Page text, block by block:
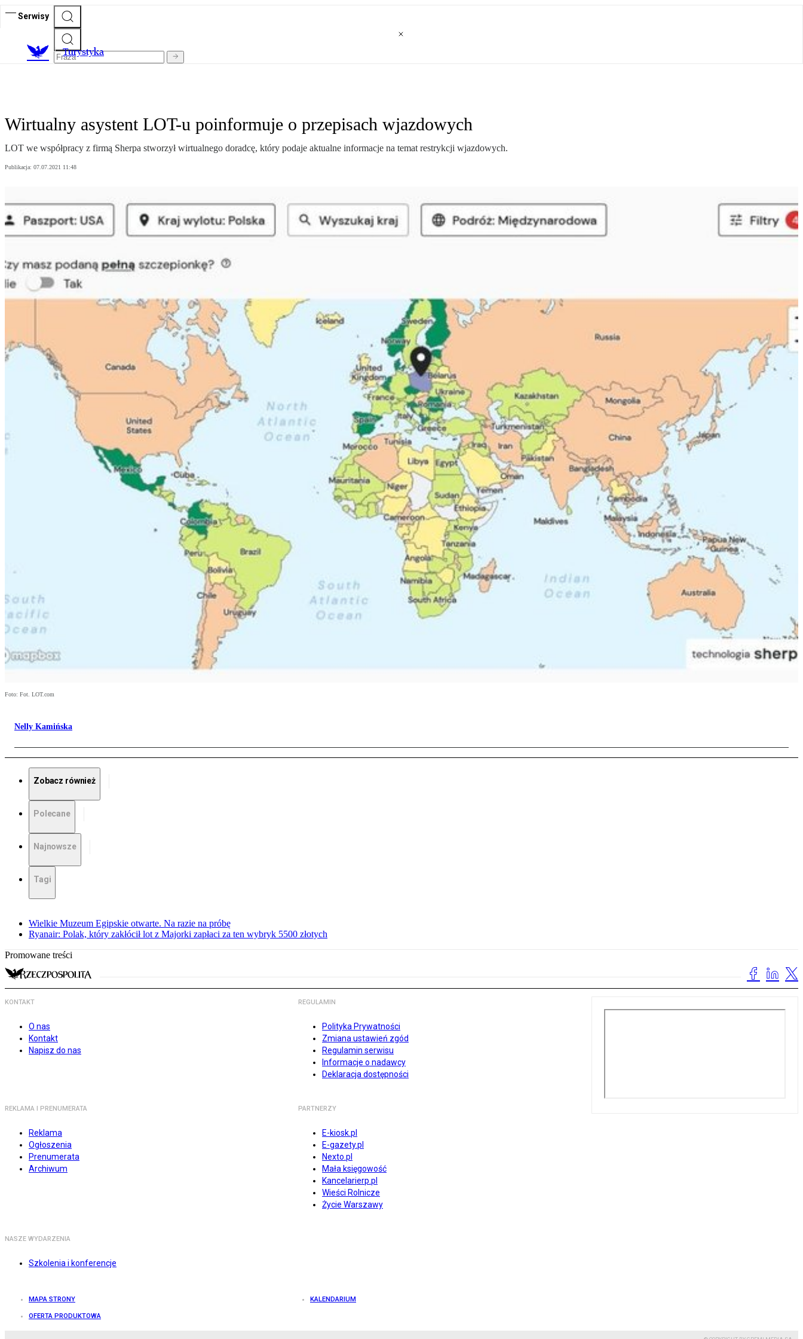
Serwisy
Turystyka
Wirtualny asystent LOT-u poinformuje o przepisach wjazdowych
LOT we współpracy z firmą Sherpa stworzył wirtualnego doradcę, który podaje aktualne informacje na temat restrykcji wjazdowych.
Publikacja: 07.07.2021 11:48
Foto: Fot. LOT.com
Nelly Kamińska
Zobacz również
Polecane
Najnowsze
Tagi
Wielkie Muzeum Egipskie otwarte. Na razie na próbę
Ryanair: Polak, który zakłócił lot z Majorki zapłaci za ten wybryk 5500 złotych
Promowane treści
KONTAKT
O nas
Kontakt
Napisz do nas
REGULAMIN
Polityka Prywatności
Zmiana ustawień zgód
Regulamin serwisu
Informacje o nadawcy
Deklaracja dostępności
REKLAMA I PRENUMERATA
Reklama
Ogłoszenia
Prenumerata
Archiwum
PARTNERZY
E-kiosk.pl
E-gazety.pl
Nexto.pl
Mała księgowość
Kancelarierp.pl
Wieści Rolnicze
Życie Warszawy
NASZE WYDARZENIA
Szkolenia i konferencje
MAPA STRONY KALENDARIUM
OFERTA PRODUKTOWA